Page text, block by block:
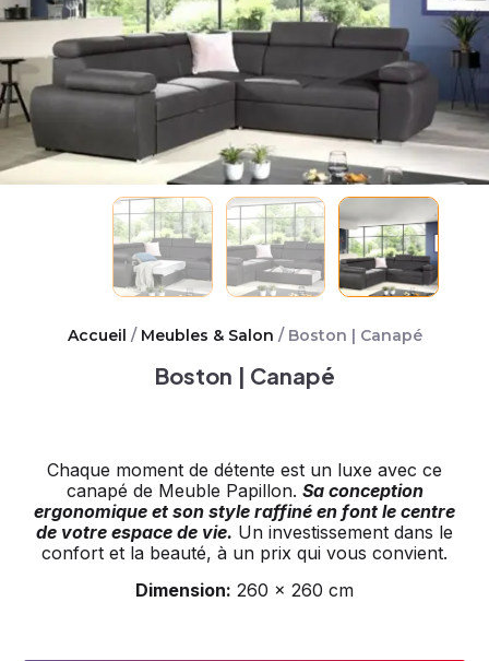
Accueil / Meubles & Salon / Boston | Canapé
Boston | Canapé
Chaque moment de détente est un luxe avec ce
canapé de Meuble Papillon. Sa conception
ergonomique et son style raffiné en font le centre
de votre espace de vie. Un investissement dans le
confort et la beauté, à un prix qui vous convient.
Dimension: 260 x 260 cm